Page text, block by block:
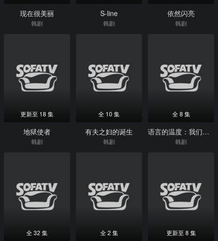
现在很美丽
韩剧
S-line
韩剧
依然闪亮
韩剧
更新至 18 集
地狱使者
韩剧
全 10 集
有夫之妇的诞生
韩剧
全 8 集
语言的温度：我们的19岁
韩剧
全 32 集 全 2 集 更新至 8 集